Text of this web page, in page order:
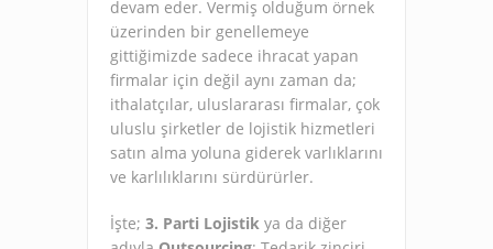
devam eder. Vermiş olduğum örnek
üzerinden bir genellemeye
gittiğimizde sadece ihracat yapan
firmalar için değil aynı zaman da;
ithalatçılar, uluslararası firmalar, çok
uluslu şirketler de lojistik hizmetleri
satın alma yoluna giderek varlıklarını
ve karlılıklarını sürdürürler.
İşte; 3. Parti Lojistik ya da diğer